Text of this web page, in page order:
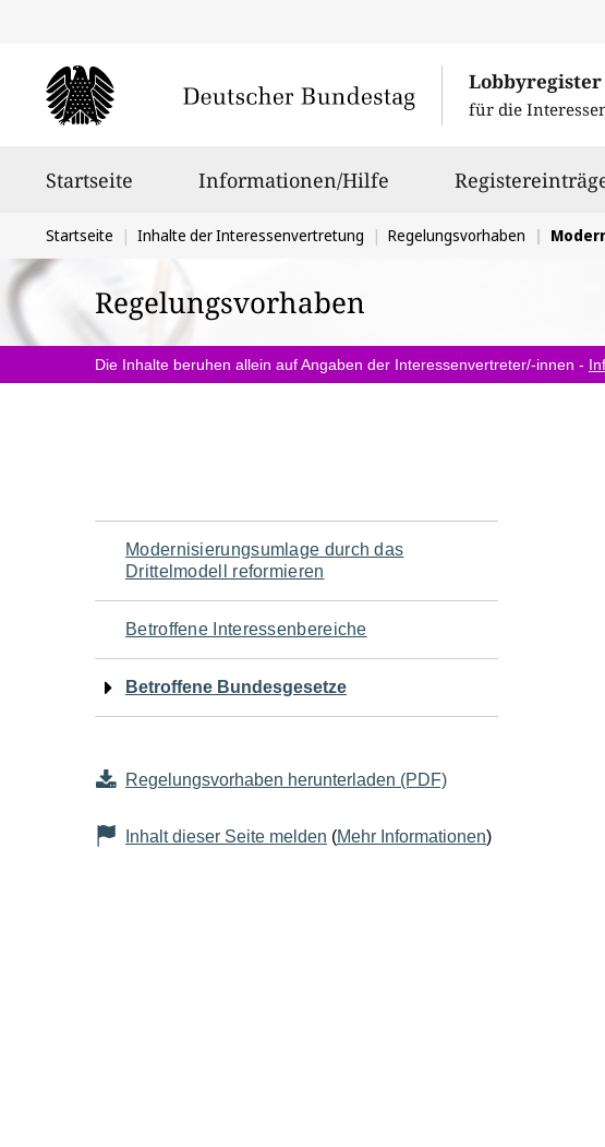
Lobbyregister
für die
Startseite Informationen/Hilfe
Sie
befinden
sich
hier:
Startseite Inhalte der Interessenvertretung Regelungsvorhaben
Regelungsvorhaben
Die Inhalte beruhen allein auf Angaben der Interessenvertreter/-innen -
Navigation
für
den
Seiteninhalt
Modernisierungsumlage durch das
Drittelmodell reformieren
Betroffene Interessenbereiche
Betroffene Bundesgesetze
Regelungsvorhaben herunterladen (PDF)
Inhalt dieser Seite melden (Mehr Informationen)